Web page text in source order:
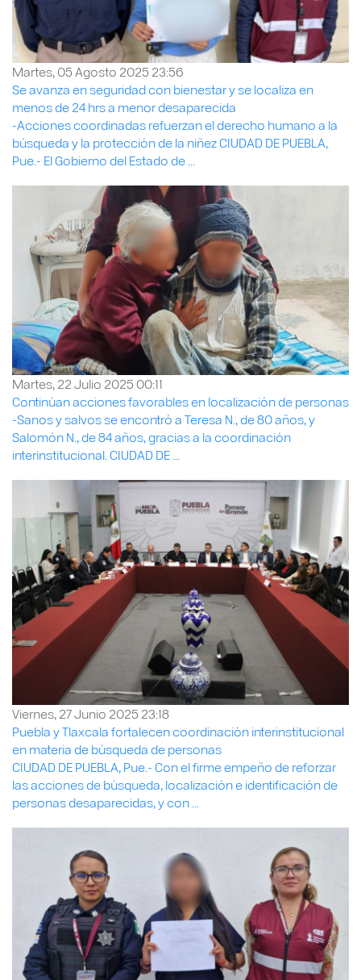
Martes, 05 Agosto 2025 23:56
Se avanza en seguridad con bienestar y se localiza en
menos de 24 hrs a menor desaparecida
-Acciones coordinadas refuerzan el derecho humano a la
búsqueda y la protección de la niñez CIUDAD DE PUEBLA,
Pue.- El Gobierno del Estado de ...
Martes, 22 Julio 2025 00:11
Continúan acciones favorables en localización de personas
-Sanos y salvos se encontró a Teresa N., de 80 años, y
Salomón N., de 84 años, gracias a la coordinación
interinstitucional. CIUDAD DE ...
Viernes, 27 Junio 2025 23:18
Puebla y Tlaxcala fortalecen coordinación interinstitucional
en materia de búsqueda de personas
CIUDAD DE PUEBLA, Pue.- Con el firme empeño de reforzar
las acciones de búsqueda, localización e identificación de
personas desaparecidas, y con ...